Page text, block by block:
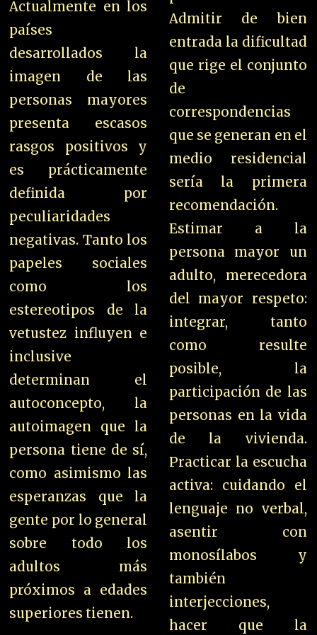
Actualmente en los
países
desarrollados la
imagen de las
personas mayores
presenta escasos
rasgos positivos y
es prácticamente
definida por
peculiaridades
negativas. Tanto los
papeles sociales
como los
estereotipos de la
vetustez influyen e
inclusive
determinan el
autoconcepto, la
autoimagen que la
persona tiene de sí,
como asimismo las
esperanzas que la
gente por lo general
sobre todo los
adultos más
próximos a edades
superiores tienen.
Admitir de bien
entrada la dificultad
que rige el conjunto
de
correspondencias
que se generan en el
medio residencial
sería la primera
recomendación.
Estimar a la
persona mayor un
adulto, merecedora
del mayor respeto:
integrar, tanto
como resulte
posible, la
participación de las
personas en la vida
de la vivienda.
Practicar la escucha
activa: cuidando el
lenguaje no verbal,
asentir con
monosílabos y
también
interjecciones,
hacer que la